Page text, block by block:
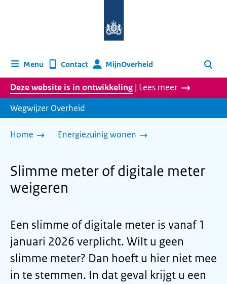
homepage
Menu Contact MijnOverheid Zoeken
Deze website is in ontwikkeling | Lees meer
Wegwijzer Overheid
Home Energiezuinig wonen
Slimme meter of digitale meter
weigeren
Een slimme of digitale meter is vanaf 1
januari 2026 verplicht. Wilt u geen
slimme meter? Dan hoeft u hier niet mee
in te stemmen. In dat geval krijgt u een